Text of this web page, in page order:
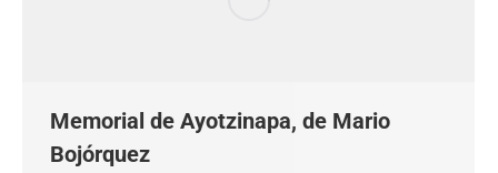
Memorial de Ayotzinapa, de Mario
Bojórquez